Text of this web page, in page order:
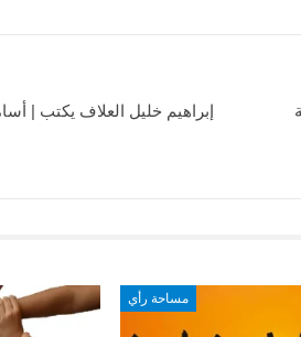
إبراهيم خليل العلاف يكتب |
مساحة رأي